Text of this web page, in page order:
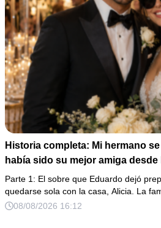
Historia completa: Mi hermano
había sido su mejor amiga
ciega a la que protegió durante
fallecimiento, ella me entregó un
verdadera razón por la que él la
Parte 1: El sobre que Eduardo dejó
quedarse sola con la casa, Alicia. La
08/08/2026 16:12